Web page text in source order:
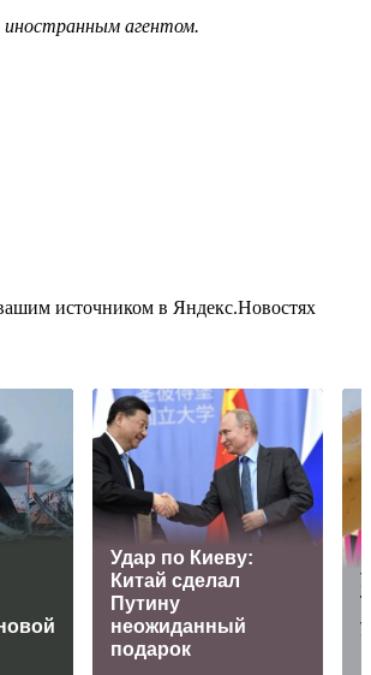
иностранным агентом.
источником в Яндекс.Новостях
Удар по Киеву:
Китай сделал
Путину
неожиданный
подарок